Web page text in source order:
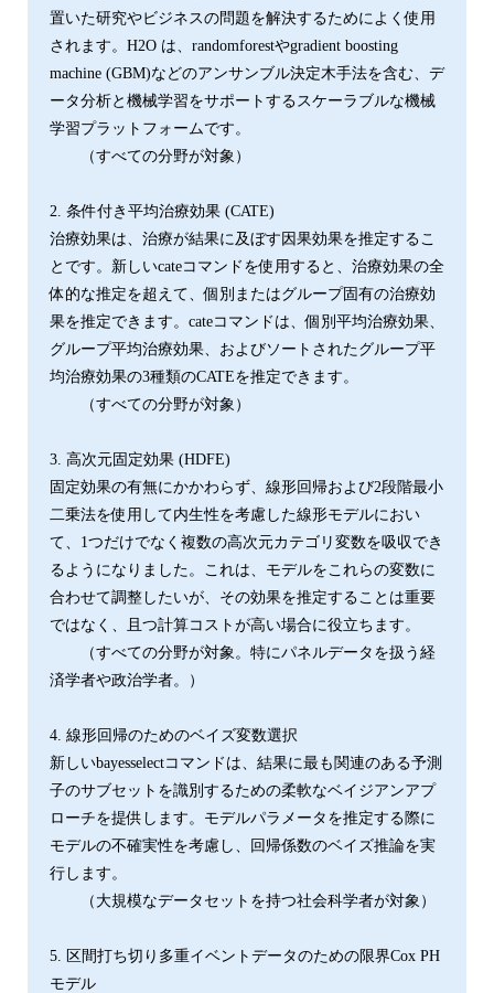
置いた研究やビジネスの問題を解決するためによく使用
されます。H2O は、randomforestやgradient boosting
machine (GBM)などのアンサンブル決定木手法を含む、デ
ータ分析と機械学習をサポートするスケーラブルな機械
学習プラットフォームです。
（すべての分野が対象）
2. 条件付き平均治療効果 (CATE)
治療効果は、治療が結果に及ぼす因果効果を推定するこ
とです。新しいcateコマンドを使用すると、治療効果の全
体的な推定を超えて、個別またはグループ固有の治療効
果を推定できます。cateコマンドは、個別平均治療効果、
グループ平均治療効果、およびソートされたグループ平
均治療効果の3種類のCATEを推定できます。
（すべての分野が対象）
3. 高次元固定効果 (HDFE)
固定効果の有無にかかわらず、線形回帰および2段階最小
二乗法を使用して内生性を考慮した線形モデルにおい
て、1つだけでなく複数の高次元カテゴリ変数を吸収でき
るようになりました。これは、モデルをこれらの変数に
合わせて調整したいが、その効果を推定することは重要
ではなく、且つ計算コストが高い場合に役立ちます。
（すべての分野が対象。特にパネルデータを扱う経
済学者や政治学者。）
4. 線形回帰のためのベイズ変数選択
新しいbayesselectコマンドは、結果に最も関連のある予測
子のサブセットを識別するための柔軟なベイジアンアプ
ローチを提供します。モデルパラメータを推定する際に
モデルの不確実性を考慮し、回帰係数のベイズ推論を実
行します。
（大規模なデータセットを持つ社会科学者が対象）
5. 区間打ち切り多重イベントデータのための限界Cox PH
モデル